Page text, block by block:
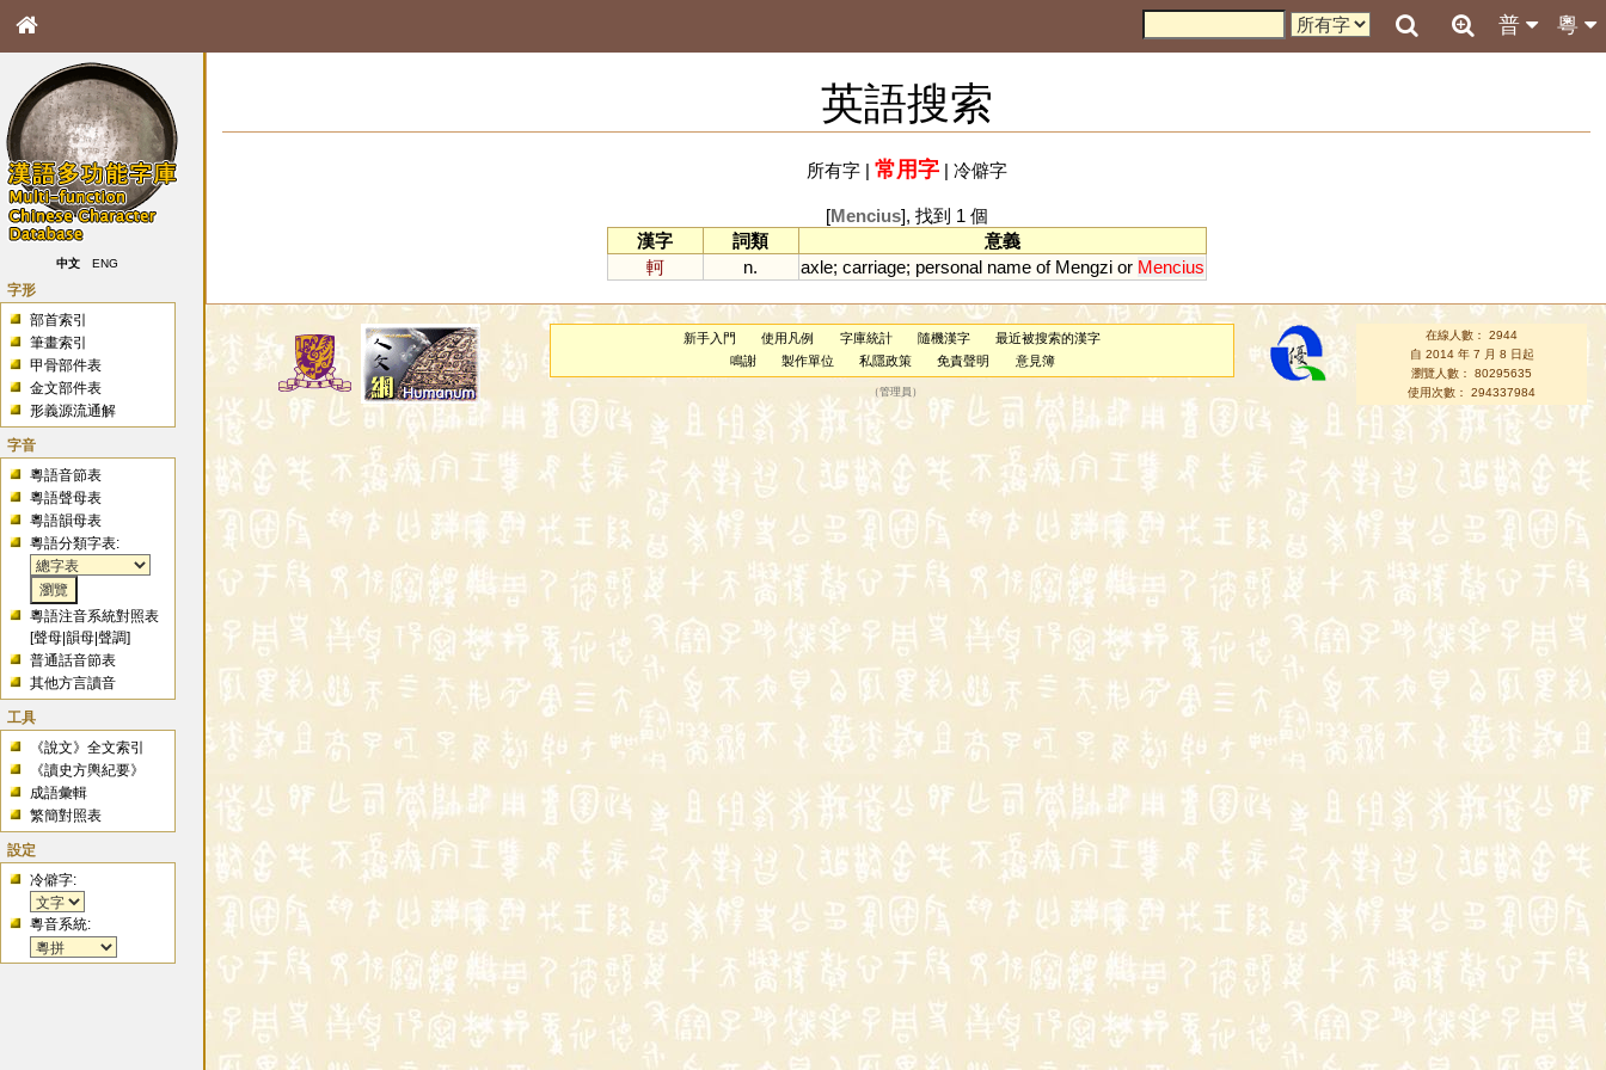
粵
普
中文 ENG
字形
部首索引
筆畫索引
甲骨部件表
金文部件表
形義源流通解
字音
粵語音節表
粵語聲母表
粵語韻母表
粵語分類字表:
粵語注音系統對照表
[聲母 |韻母 |聲調]
普通話音節表
其他方言讀音
工具
《說文》全文索引
《讀史方輿紀要》
成語彙輯
繁簡對照表
設定
冷僻字:
粵音系統:
英語搜索
所有字| 常用字| 冷僻字
[Mencius], 找到 1 個
漢字
詞類
意義
軻
n. axle; carriage; personal name of Mengzi or Mencius
新手入門 使用凡例 字庫統計 隨機漢字
最近被搜索的漢字
鳴謝
製作單位 私隱政策 免責聲明 意見簿
（管理員 ）
在線人數： 2944
自 2014 年 7 月 8 日起
瀏覽人數： 80295635
使用次數： 294337984